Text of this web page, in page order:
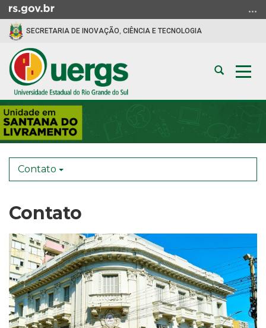
para
conteúdo
para
menu
Ir
para
busca
SECRETARIA DE INOVAÇÃO, CIÊNCIA E TECNOLOGIA
Abrir
busca
Início
do
conteúdo
Contato
Contato